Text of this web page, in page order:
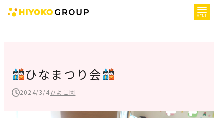
提供サービス
子育て支援
障がい児支援
ひなまつり会
2024/3/4ひよこ園